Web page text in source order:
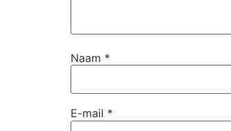
Naam *
E-mail *